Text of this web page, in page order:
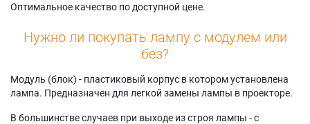
Оптимальное качество по доступной цене.
Нужно ли покупать лампу с модулем или
без?
Модуль (блок) - пластиковый корпус в котором установлена
лампа. Предназначен для легкой замены лампы в проекторе.
В большинстве случаев при выходе из строя лампы - с